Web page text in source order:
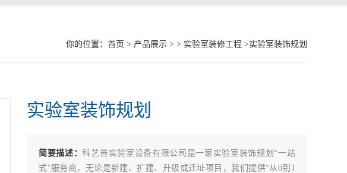
你的位置： 首页 > 产品展示> > 实验室装修工程>实验室装饰规划
实验室装饰规划
简要描述：科艺普实验室设备有限公司是一家实验室装饰规划“一站
式"服务商，无论是新建、扩建、升级或迁址项目，我们提供“从0到1